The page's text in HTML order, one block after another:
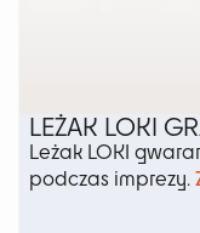
LEŻAK LOKI
Leżak LOKI
podczas imprezy.